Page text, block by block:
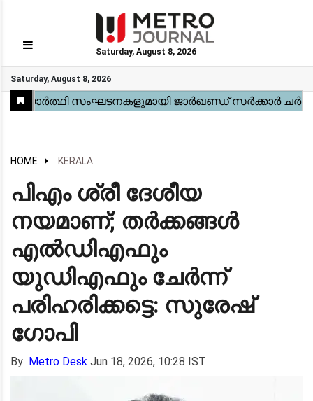
Saturday, August 8, 2026
Saturday, August 8, 2026
GO
Home
Kerala
National
Gulf
World
Sports
Movies
Health
Automobile
Travel
Education
Novel
Business
Technology
Webstory
HOME KERALA
പിഎം ശ്രീ ദേശീയ
നയമാണ്; തർക്കങ്ങൾ
എൽഡിഎഫും
യുഡിഎഫും ചേർന്ന്
പരിഹരിക്കട്ടെ: സുരേഷ്
ഗോപി
By Metro Desk Jun 18, 2026, 10:28 IST